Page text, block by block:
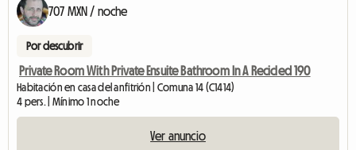
707 MXN / noche
Por descubrir
Private Room With Private Ensuite Bathroom In A Recicled 190
Habitación en casa del anfitrión | Comuna 14 (C1414)
4 pers. | Mínimo 1 noche
Ver anuncio